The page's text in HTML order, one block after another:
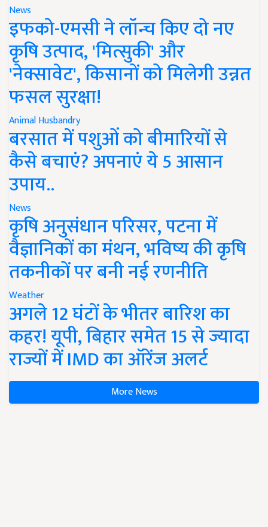
News
इफको-एमसी ने लॉन्च किए दो नए
कृषि उत्पाद, 'मित्सुकी' और
'नेक्सावेट', किसानों को मिलेगी उन्नत
फसल सुरक्षा!
Animal Husbandry
बरसात में पशुओं को बीमारियों से
कैसे बचाएं? अपनाएं ये 5 आसान
उपाय..
News
कृषि अनुसंधान परिसर, पटना में
वैज्ञानिकों का मंथन, भविष्य की कृषि
तकनीकों पर बनी नई रणनीति
Weather
अगले 12 घंटों के भीतर बारिश का
कहर! यूपी, बिहार समेत 15 से ज्यादा
राज्यों में IMD का ऑरेंज अलर्ट
More News